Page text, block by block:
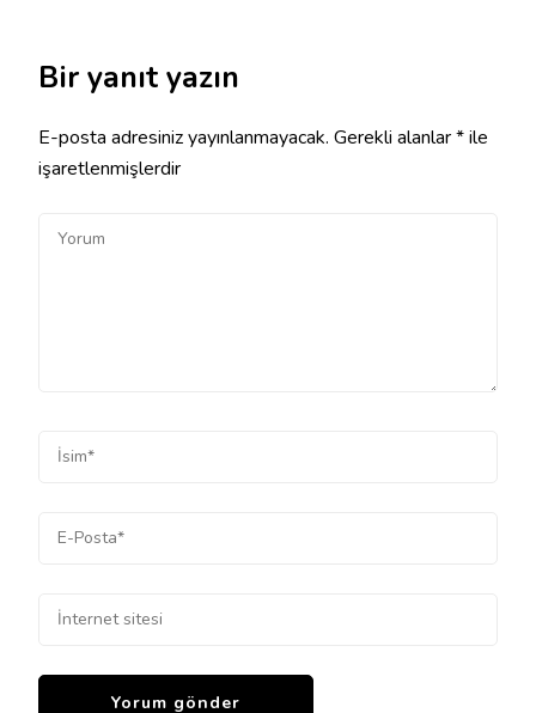
Bir yanıt yazın
E-posta adresiniz yayınlanmayacak. Gerekli alanlar*ile
işaretlenmişlerdir